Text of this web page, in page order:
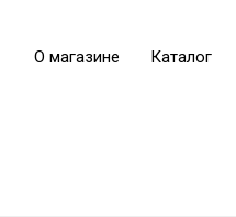
О магазине Каталог